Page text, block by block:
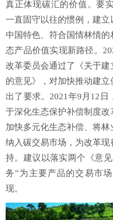
真正体现碳汇的价值。要
一直固守以往的惯例，建
中国特色、符合国情林情
态产品价值实现新路径。
改革委员会通过了《关于
的意见》，对加快推动建
出了要求。2021年9月12
于深化生态保护补偿制度
加快多元化生态补偿、将
纳入碳交易市场，为改革
持。建议以落实两个《意
务”为主要产品的交易市
现。